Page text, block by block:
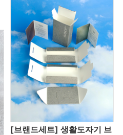
[브랜드세트] 생활도자기 브